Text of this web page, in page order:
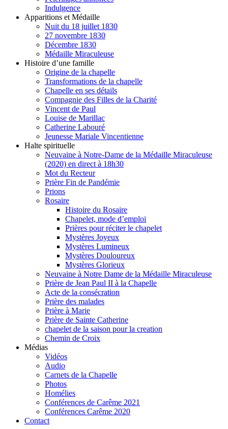
Indulgence
Apparitions et Médaille
Nuit du 18 juillet 1830
27 novembre 1830
Décembre 1830
Médaille Miraculeuse
Histoire d’une famille
Origine de la chapelle
Transformations de la chapelle
Chapelle en ses détails
Compagnie des Filles de la Charité
Vincent de Paul
Louise de Marillac
Catherine Labouré
Jeunesse Mariale Vincentienne
Halte spirituelle
Neuvaine à Notre-Dame de la Médaille Miraculeuse
(2020) en direct à 18h30
Mot du Recteur
Prière Fin de Pandémie
Prions
Rosaire
Histoire du Rosaire
Chapelet, mode d’emploi
Prières pour réciter le chapelet
Mystères Joyeux
Mystères Lumineux
Mystères Douloureux
Mystères Glorieux
Neuvaine à Notre Dame de la Médaille Miraculeuse
Prière de Jean Paul II à la Chapelle
Acte de la consécration
Prière des malades
Prière à Marie
Prière de Sainte Catherine
chapelet de la saison pour la creation
Chemin de Croix
Médias
Vidéos
Audio
Carnets de la Chapelle
Photos
Homélies
Conférences de Carême 2021
Conférences Carême 2020
Contact